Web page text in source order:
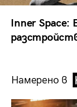
Inner Space:
Намерено в